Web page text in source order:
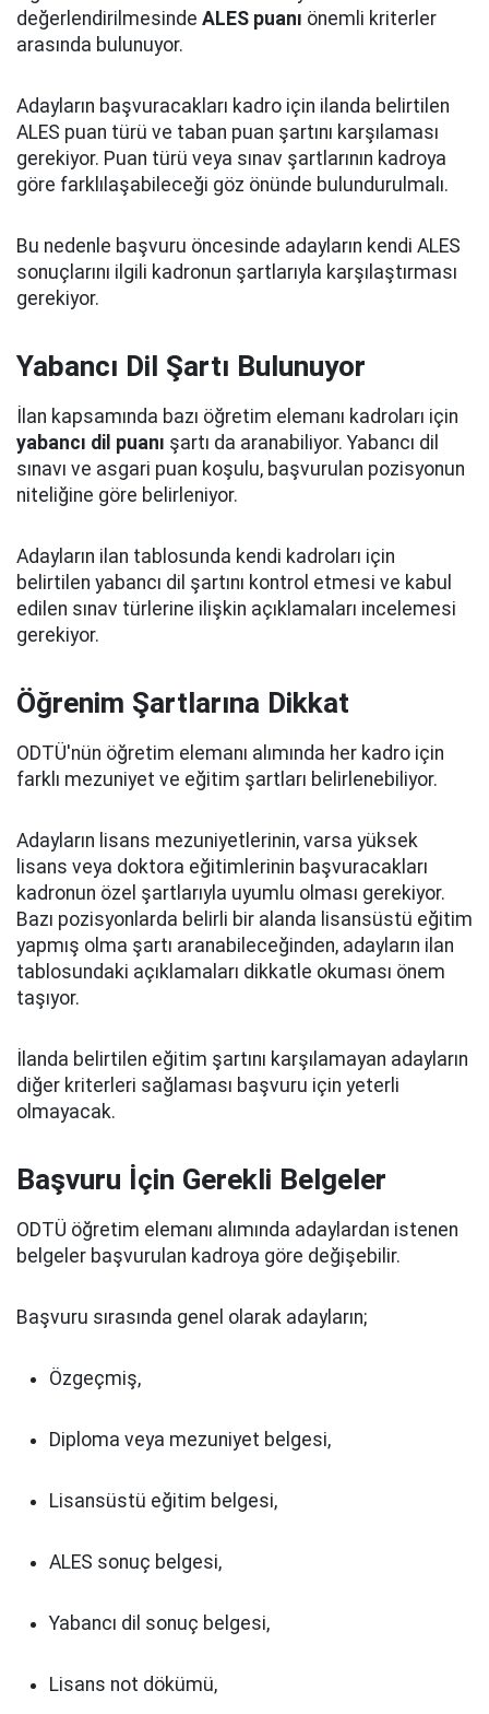
değerlendirilmesinde ALES puanı önemli kriterler
arasında bulunuyor.
Adayların başvuracakları kadro için ilanda belirtilen
ALES puan türü ve taban puan şartını karşılaması
gerekiyor. Puan türü veya sınav şartlarının kadroya
göre farklılaşabileceği göz önünde bulundurulmalı.
Bu nedenle başvuru öncesinde adayların kendi ALES
sonuçlarını ilgili kadronun şartlarıyla karşılaştırması
gerekiyor.
Yabancı Dil Şartı Bulunuyor
İlan kapsamında bazı öğretim elemanı kadroları için
yabancı dil puanı şartı da aranabiliyor. Yabancı dil
sınavı ve asgari puan koşulu, başvurulan pozisyonun
niteliğine göre belirleniyor.
Adayların ilan tablosunda kendi kadroları için
belirtilen yabancı dil şartını kontrol etmesi ve kabul
edilen sınav türlerine ilişkin açıklamaları incelemesi
gerekiyor.
Öğrenim Şartlarına Dikkat
ODTÜ'nün öğretim elemanı alımında her kadro için
farklı mezuniyet ve eğitim şartları belirlenebiliyor.
Adayların lisans mezuniyetlerinin, varsa yüksek
lisans veya doktora eğitimlerinin başvuracakları
kadronun özel şartlarıyla uyumlu olması gerekiyor.
Bazı pozisyonlarda belirli bir alanda lisansüstü eğitim
yapmış olma şartı aranabileceğinden, adayların ilan
tablosundaki açıklamaları dikkatle okuması önem
taşıyor.
İlanda belirtilen eğitim şartını karşılamayan adayların
diğer kriterleri sağlaması başvuru için yeterli
olmayacak.
Başvuru İçin Gerekli Belgeler
ODTÜ öğretim elemanı alımında adaylardan istenen
belgeler başvurulan kadroya göre değişebilir.
Başvuru sırasında genel olarak adayların;
Özgeçmiş,
Diploma veya mezuniyet belgesi,
Lisansüstü eğitim belgesi,
ALES sonuç belgesi,
Yabancı dil sonuç belgesi,
Lisans not dökümü,